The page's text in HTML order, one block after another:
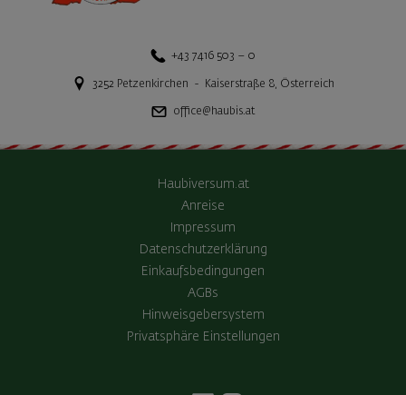
+43 7416 503 – 0
3252 Petzenkirchen - Kaiserstraße 8, Österreich
office@haubis.at
Haubiversum.at
Anreise
Impressum
Datenschutzerklärung
Einkaufsbedingungen
AGBs
Hinweisgebersystem
Privatsphäre Einstellungen